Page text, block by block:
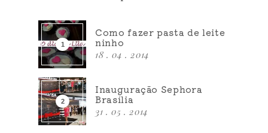
Como fazer pasta de leite
ninho
18 . 04 . 2014
Inauguração Sephora
Brasília
31 . 05 . 2014